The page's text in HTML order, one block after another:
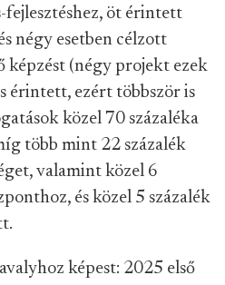
öt érintett
négy esetben célzott
(négy projekt ezek
érintett, ezért többször is
közel 70 százaléka
több mint 22 százalék
valamint közel 6
és közel 5 százalék
képest: 2025 első